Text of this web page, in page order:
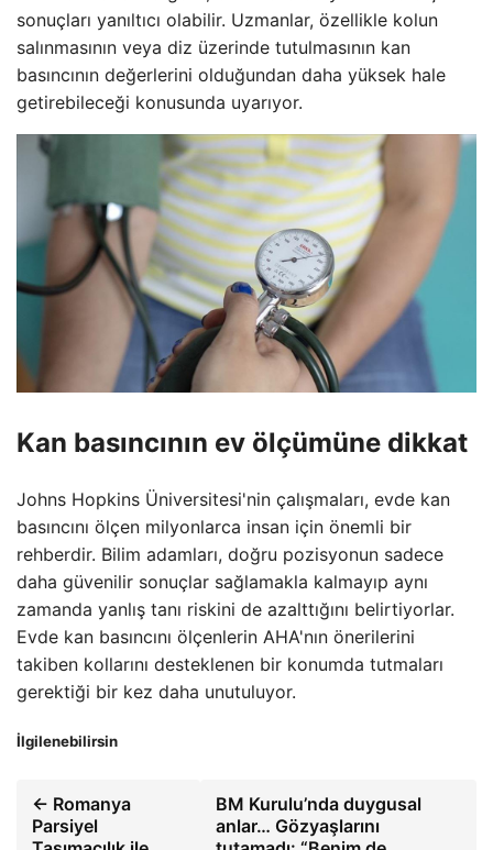
sonuçları yanıltıcı olabilir. Uzmanlar, özellikle kolun
salınmasının veya diz üzerinde tutulmasının kan
basıncının değerlerini olduğundan daha yüksek hale
getirebileceği konusunda uyarıyor.
Kan basıncının ev ölçümüne dikkat
Johns Hopkins Üniversitesi'nin çalışmaları, evde kan
basıncını ölçen milyonlarca insan için önemli bir
rehberdir. Bilim adamları, doğru pozisyonun sadece
daha güvenilir sonuçlar sağlamakla kalmayıp aynı
zamanda yanlış tanı riskini de azalttığını belirtiyorlar.
Evde kan basıncını ölçenlerin AHA'nın önerilerini
takiben kollarını desteklenen bir konumda tutmaları
gerektiği bir kez daha unutuluyor.
İlgilenebilirsin
← Romanya
Parsiyel
BM Kurulu’nda duygusal
anlar… Gözyaşlarını